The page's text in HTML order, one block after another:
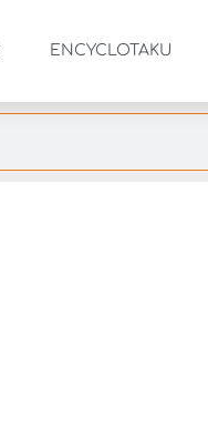
ENCYCLOTAKU